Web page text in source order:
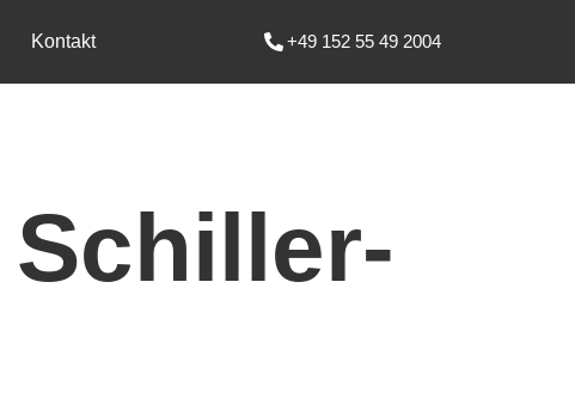
Kontakt +49 152 55 49 2004